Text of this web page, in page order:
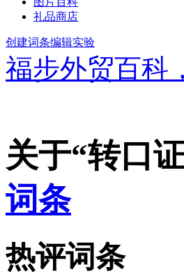
礼品商店
创建词条编辑实验
福步外贸百科
关于“转口
词条
热评词条